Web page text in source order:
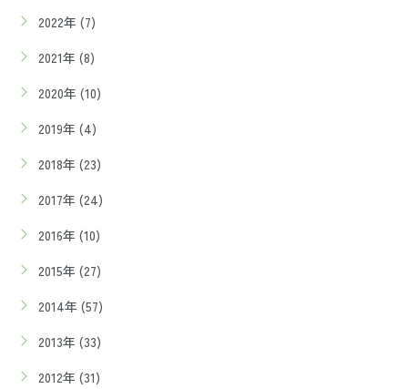
2022年 (7)
2021年 (8)
2020年 (10)
2019年 (4)
2018年 (23)
2017年 (24)
2016年 (10)
2015年 (27)
2014年 (57)
2013年 (33)
2012年 (31)